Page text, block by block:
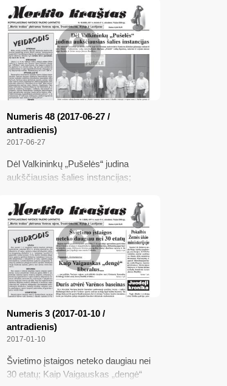
nesupranta; Kelio ženklą
„pasitobulino“ patys
Numeris 48 (2017-06-27 /
antradienis)
2017-06-27
Dėl Valkininkų „Pušelės“ judina
aukščiausias šalies instancijas;
nesunkios; Ant vištos kojelės;
„Ekorato“ turguje – nauji
prekybininkai; Ar kriterijai neaiškūs?
Numeris 3 (2017-01-10 /
antradienis)
2017-01-10
Švietimo įstaigos neteko daugiau nei
30 etatų; Kaip Vaigauskas „dengė“